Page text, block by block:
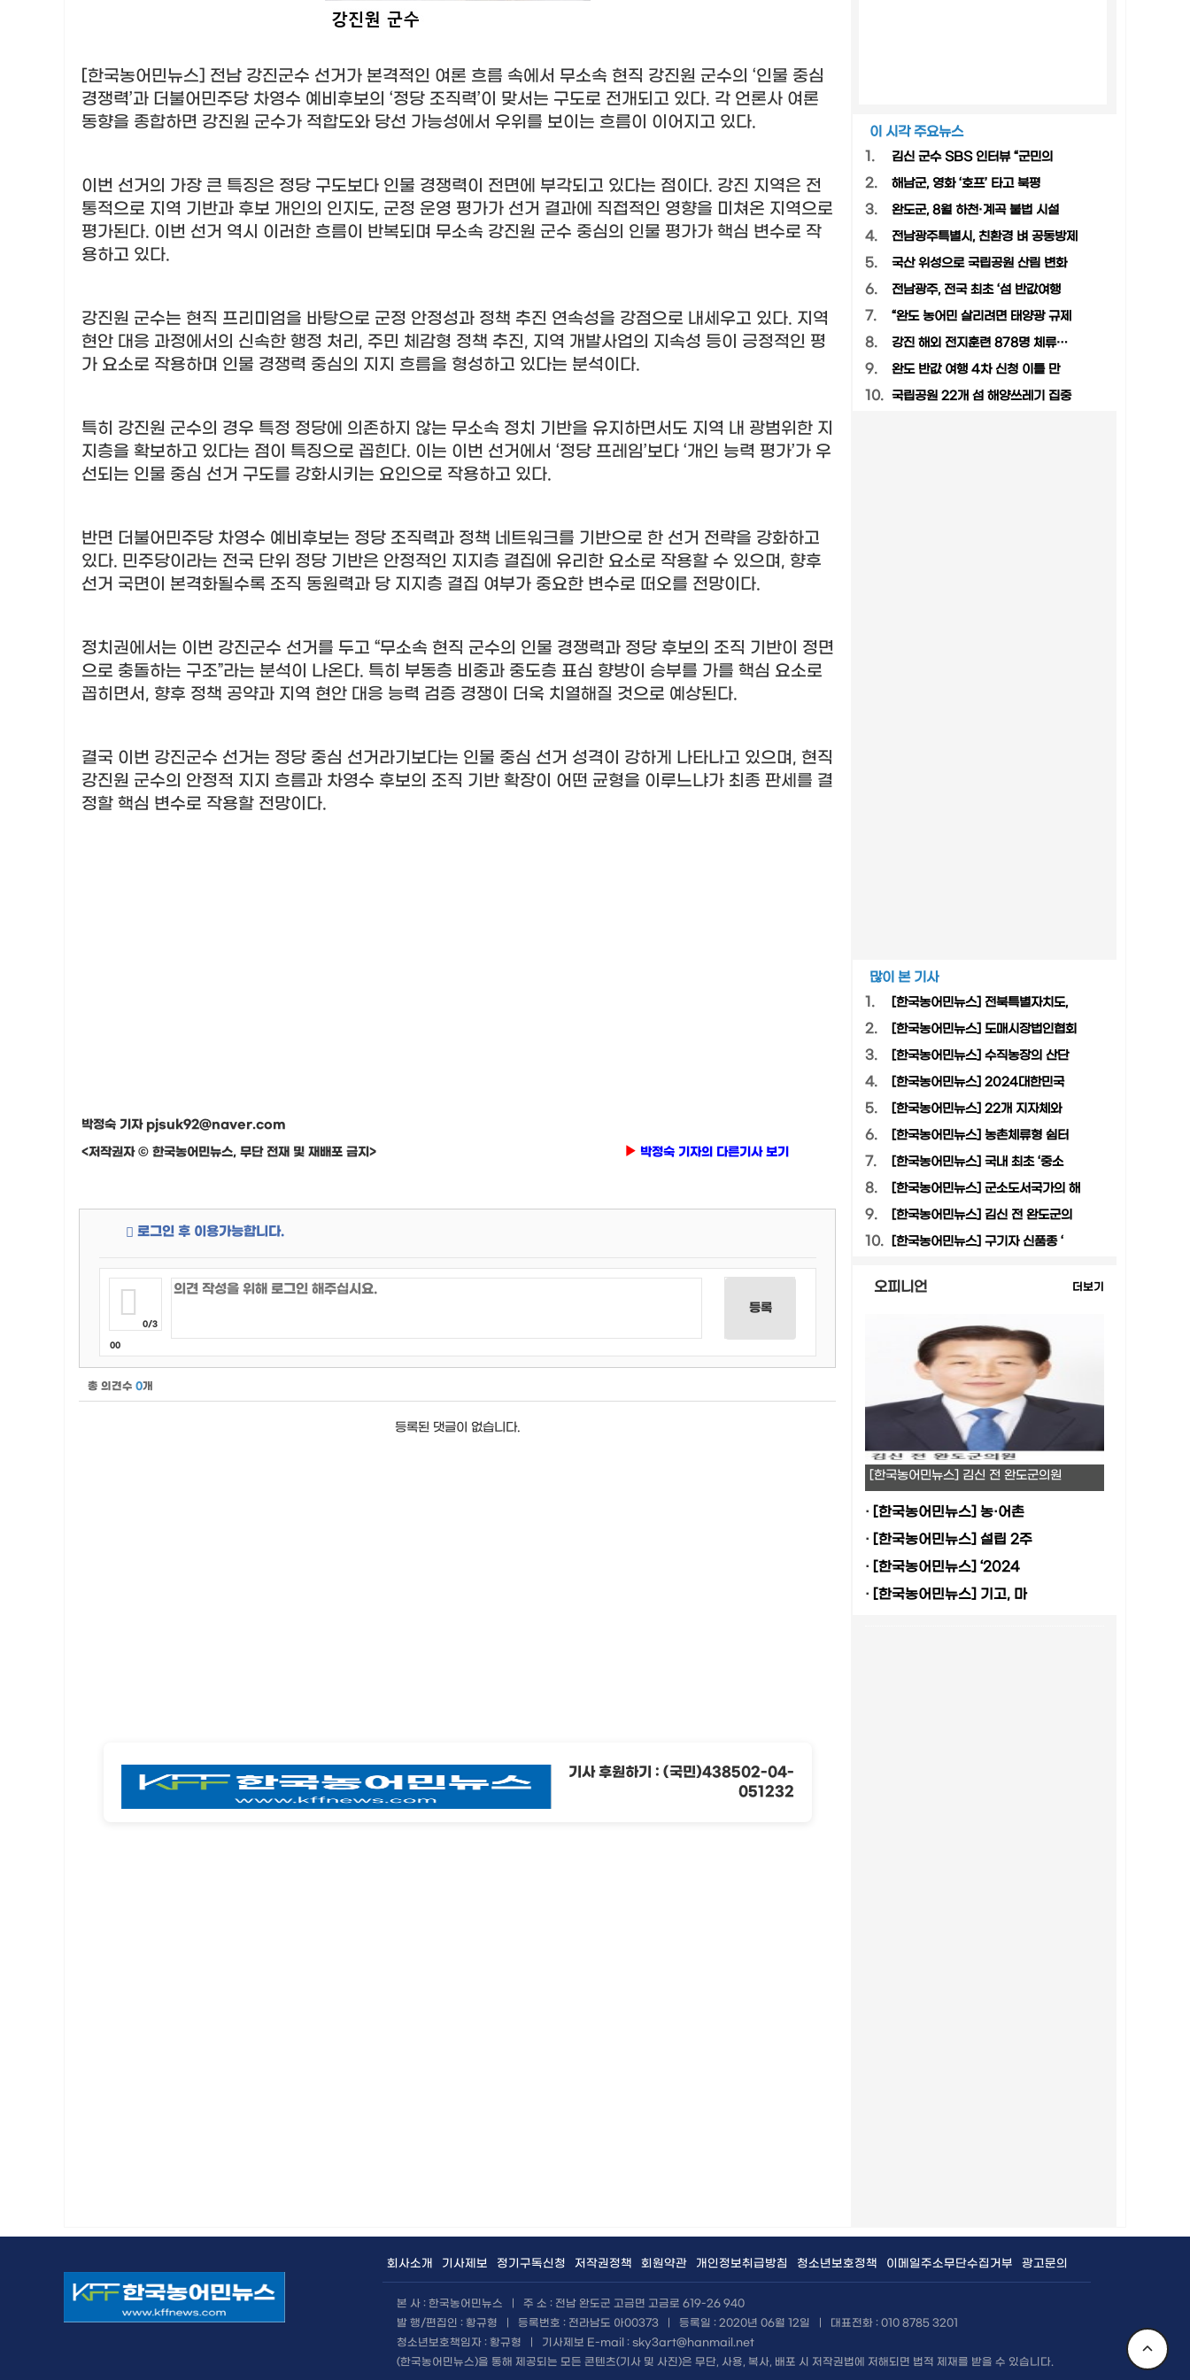
[한국농어민뉴스] 전남 강진군수 선거가 본격적인 여론 흐름 속에서 무소속 현직 강진원 군수의 ‘인물 중심
경쟁력’과 더불어민주당 차영수 예비후보의 ‘정당 조직력’이 맞서는 구도로 전개되고 있다. 각 언론사 여론
동향을 종합하면 강진원 군수가 적합도와 당선 가능성에서 우위를 보이는 흐름이 이어지고 있다.
이번 선거의 가장 큰 특징은 정당 구도보다 인물 경쟁력이 전면에 부각되고 있다는 점이다. 강진 지역은 전
통적으로 지역 기반과 후보 개인의 인지도, 군정 운영 평가가 선거 결과에 직접적인 영향을 미쳐온 지역으로
평가된다. 이번 선거 역시 이러한 흐름이 반복되며 무소속 강진원 군수 중심의 인물 평가가 핵심 변수로 작
용하고 있다.
강진원 군수는 현직 프리미엄을 바탕으로 군정 안정성과 정책 추진 연속성을 강점으로 내세우고 있다. 지역
현안 대응 과정에서의 신속한 행정 처리 , 주민 체감형 정책 추진, 지역 개발사업의 지속성 등이 긍정적인 평
가 요소로 작용하며 인물 경쟁력 중심의 지지 흐름을 형성하고 있다는 분석이다.
특히 강진원 군수의 경우 특정 정당에 의존하지 않는 무소속 정치 기반을 유지하면서도 지역 내 광범위한 지
지층을 확보하고 있다는 점이 특징으로 꼽힌다. 이는 이번 선거에서 ‘정당 프레임’보다 ‘개인 능력 평가’가 우
선되는 인물 중심 선거 구도를 강화시키는 요인으로 작용하고 있다.
반면 더불어민주당 차영수 예비후보는 정당 조직력과 정책 네트워크를 기반으로 한 선거 전략을 강화하고
있다. 민주당이라는 전국 단위 정당 기반은 안정적인 지지층 결집에 유리한 요소로 작용할 수 있으며, 향후
선거 국면이 본격화될수록 조직 동원력과 당 지지층 결집 여부가 중요한 변수로 떠오를 전망이다.
정치권에서는 이번 강진군수 선거를 두고 “무소속 현직 군수의 인물 경쟁력과 정당 후보의 조직 기반이 정면
으로 충돌하는 구조”라는 분석이 나온다. 특히 부동층 비중과 중도층 표심 향방이 승부를 가를 핵심 요소로
꼽히면서, 향후 정책 공약과 지역 현안 대응 능력 검증 경쟁이 더욱 치열해질 것으로 예상된다.
결국 이번 강진군수 선거는 정당 중심 선거라기보다는 인물 중심 선거 성격이 강하게 나타나고 있으며, 현직
강진원 군수의 안정적 지지 흐름과 차영수 후보의 조직 기반 확장이 어떤 균형을 이루느냐가 최종 판세를 결
정할 핵심 변수로 작용할 전망이다.
박정숙 기자 pjsuk92@naver.com
<저작권자 © 한국농어민뉴스, 무단 전재 및 재배포 금지>
박정숙 기자의 다른기사 보기
로그인 후 이용가능합니다.
0/3
00
등록
총 의견수 0개
등록된 댓글이 없습니다.
기사 후원하기 : (국민)438502-04-
051232
이 시각 주요뉴스
1.
김신 군수 SBS 인터뷰 “군민의
2. 해남군, 영화 ‘호프’ 타고 북평
3. 완도군, 8월 하천·계곡 불법 시설
4. 전남광주특별시, 친환경 벼 공동방제
5. 국산 위성으로 국립공원 산림 변화
6. 전남광주, 전국 최초 ‘섬 반값여행
7. “완도 농어민 살리려면 태양광 규제
8. 강진 해외 전지훈련 878명 체류…
9. 완도 반값 여행 4차 신청 이틀 만
10. 국립공원 22개 섬 해양쓰레기 집중
많이 본 기사
1.
[한국농어민뉴스] 전북특별자치도,
2. [한국농어민뉴스] 도매시장법인협회
3. [한국농어민뉴스] 수직농장의 산단
4. [한국농어민뉴스] 2024대한민국
5. [한국농어민뉴스] 22개 지자체와
6. [한국농어민뉴스] 농촌체류형 쉼터
7. [한국농어민뉴스] 국내 최초 ‘중소
8. [한국농어민뉴스] 군소도서국가의 해
9. [한국농어민뉴스] 김신 전 완도군의
10. [한국농어민뉴스] 구기자 신품종 ‘
오피니언 더보기
[한국농어민뉴스] 김신 전 완도군의원
· [한국농어민뉴스] 농·어촌
· [한국농어민뉴스] 설립 2주
· [한국농어민뉴스] ‘2024
· [한국농어민뉴스] 기고, 마
회사소개 기사제보 정기구독신청 저작권정책 회원약관 개인정보취급방침 청소년보호정책 이메일주소무단수집거부 광고문의
본 사 : 한국농어민뉴스
주 소 : 전남 완도군 고금면 고금로 619-26 940
발 행/편집인 : 황규형
등록번호 : 전라남도 아00373 등록일 : 2020년 06월 12일
대표전화 : 010 8785 3201
청소년보호책임자 : 황규형
기사제보 E-mail : sky3art@hanmail.net
(한국농어민뉴스)을 통해 제공되는 모든 콘텐츠(기사 및 사진)은 무단, 사용, 복사, 배포 시 저작권법에 저해되면 법적 제재를 받을 수 있습니다.